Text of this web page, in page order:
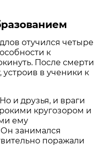
отучился четыре
к
После смерти
устроив в ученики к
и друзья, и враги
кругозором и
ему
занимался
поражали